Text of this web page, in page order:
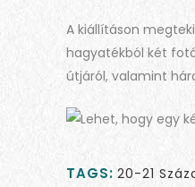
A kiállításon
hagyatékból két
útjáról, valamint
TAGS: 20-21